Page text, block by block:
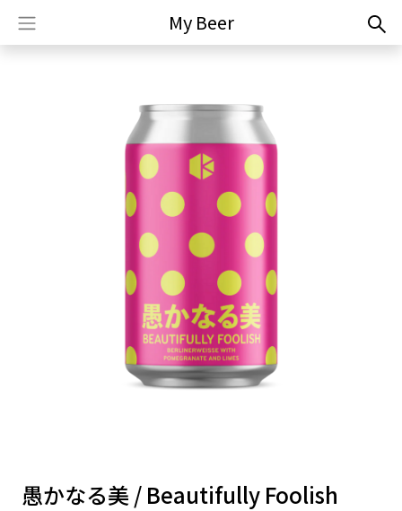
My Beer
愚かなる美 / Beautifully Foolish